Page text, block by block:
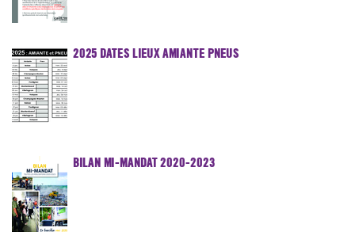
2025 DATES LIEUX AMIANTE PNEUS
BILAN MI-MANDAT 2020-2023